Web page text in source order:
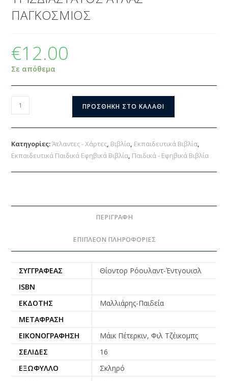
ΠΑΓΚΟΣΜΙΟΣ
€12.00
Σε απόθεμα
ΠΡΟΣΘΉΚΗ ΣΤΟ ΚΑΛΆΘΙ
Κατηγορίες:Άτλαντες - Χάρτες, Βιβλία, Εκπαιδευτικά Βιβλία,
Εκπαιδευτικά Παιδικά Εφηβικά Βιβλία, Παιδικά - Εφηβικά Βιβλία
ΠΕΡΙΓΡΑΦΉ
ΕΠΙΠΛΈΟΝ ΠΛΗΡΟΦΟΡΊΕΣ
ΣΥΓΓΡΑΦΈΑΣ
Θίοντορ Ρόουλαντ-Έντγουισλ
ISBN
ΕΚΔΌΤΗΣ
Μαλλιάρης-Παιδεία
ΜΕΤΆΦΡΑΣΗ
ΕΙΚΟΝΟΓΡΆΦΗΣΗ
Μάικ Πέτερκιν, Φιλ Τζέικομπς
ΣΕΛΊΔΕΣ
16
ΕΞΏΦΥΛΛΟ
Σκληρό